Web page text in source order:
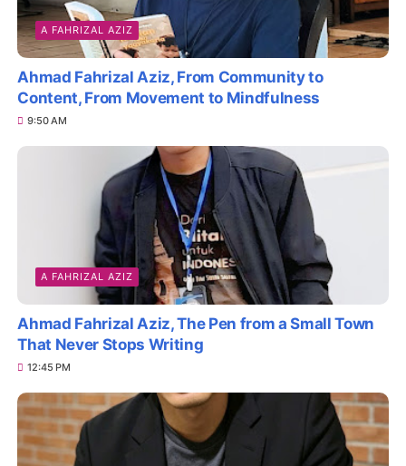
A FAHRIZAL AZIZ
Ahmad Fahrizal Aziz, From Community to
Content, From Movement to Mindfulness
9:50 AM
A FAHRIZAL AZIZ
Ahmad Fahrizal Aziz, The Pen from a Small Town
That Never Stops Writing
12:45 PM